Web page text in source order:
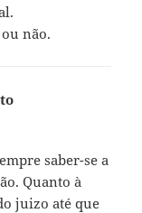
não.
saber-se a
Quanto à
juizo até que